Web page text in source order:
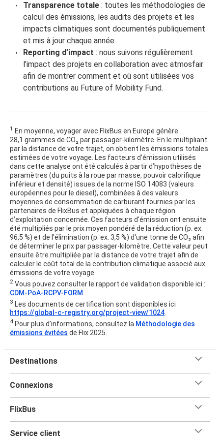
Transparence totale : toutes les méthodologies de
calcul des émissions, les audits des projets et les
impacts climatiques sont documentés publiquement
et mis à jour chaque année.
Reporting d’impact : nous suivons régulièrement
l’impact des projets en collaboration avec atmosfair
afin de montrer comment et où sont utilisées vos
contributions au Future of Mobility Fund.
1 En moyenne, voyager avec FlixBus en Europe génère
28,1 grammes de CO₂ par passager-kilomètre. En le multipliant
par la distance de votre trajet, on obtient les émissions totales
estimées de votre voyage. Les facteurs d’émission utilisés
dans cette analyse ont été calculés à partir d’hypothèses de
paramètres (du puits à la roue par masse, pouvoir calorifique
inférieur et densité) issues de la norme ISO 14083 (valeurs
européennes pour le diesel), combinées à des valeurs
moyennes de consommation de carburant fournies par les
partenaires de FlixBus et appliquées à chaque région
d’exploitation concernée. Ces facteurs d'émission ont ensuite
été multipliés par le prix moyen pondéré de la réduction (p. ex.
96,5 %) et de l'élimination (p. ex. 3,5 %) d'une tonne de CO₂ afin
de déterminer le prix par passager-kilomètre. Cette valeur peut
ensuite être multipliée par la distance de votre trajet afin de
calculer le coût total de la contribution climatique associé aux
émissions de votre voyage.
2 Vous pouvez consulter le rapport de validation disponible ici :
CDM-PoA-RCPV-FORM
3 Les documents de certification sont disponibles ici :
https://global-c-registry.org/project-view/1024.
4 Pour plus d’informations, consultez la Méthodologie des
émissions évitées de Flix 2025.
Destinations
Connexions
FlixBus
Service client